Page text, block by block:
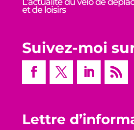
et de loisirs
Suivez-moi
Lettre